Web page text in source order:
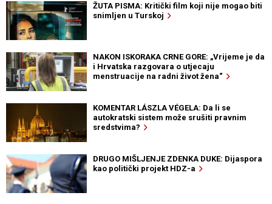
ŽUTA PISMA: Kritički film koji nije mogao biti
snimljen u Turskoj
NAKON ISKORAKA CRNE GORE: „Vrijeme je da
i Hrvatska razgovara o utjecaju
menstruacije na radni život žena“
KOMENTAR LÁSZLA VÉGELA: Da li se
autokratski sistem može srušiti pravnim
sredstvima?
DRUGO MIŠLJENJE ZDENKA DUKE: Dijaspora
kao politički projekt HDZ-a